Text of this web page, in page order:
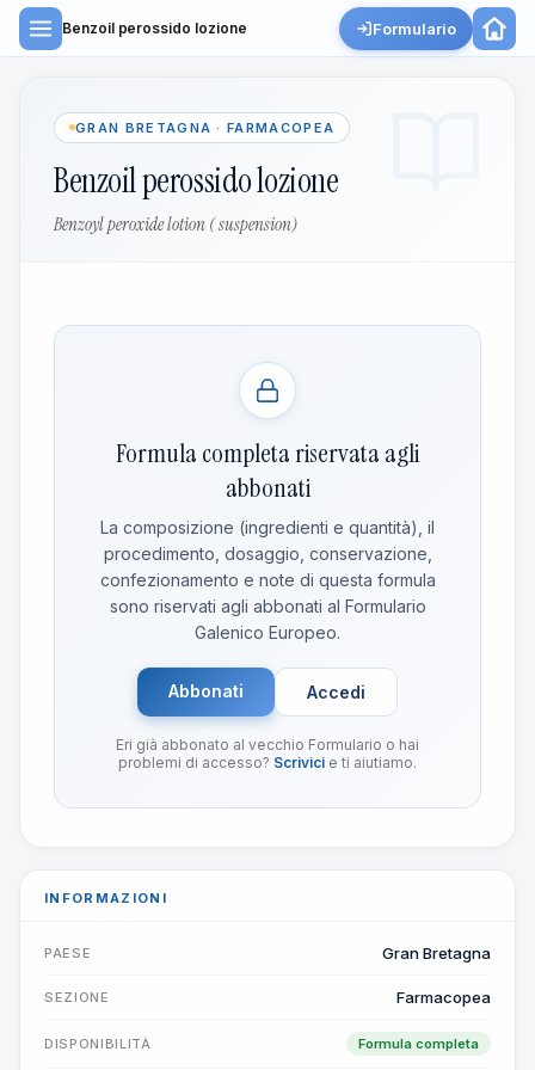
Benzoil perossido lozione Formulario
GRAN BRETAGNA · FARMACOPEA
Benzoil perossido lozione
Benzoyl peroxide lotion ( suspension)
Formula completa riservata agli
abbonati
La composizione (ingredienti e quantità), il
procedimento, dosaggio, conservazione,
confezionamento e note di questa formula
sono riservati agli abbonati al Formulario
Galenico Europeo.
Abbonati Accedi
Eri già abbonato al vecchio Formulario o hai
problemi di accesso? Scrivici e ti aiutiamo.
INFORMAZIONI
PAESE Gran Bretagna
SEZIONE Farmacopea
DISPONIBILITÀ Formula completa